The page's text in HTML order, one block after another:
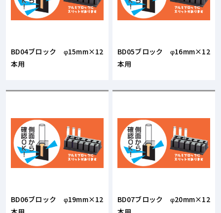
BD04ブロック φ15mm×12
本用
BD05ブロック φ16mm×12
本用
BD06ブロック φ19mm×12
BD07ブロック φ20mm×12